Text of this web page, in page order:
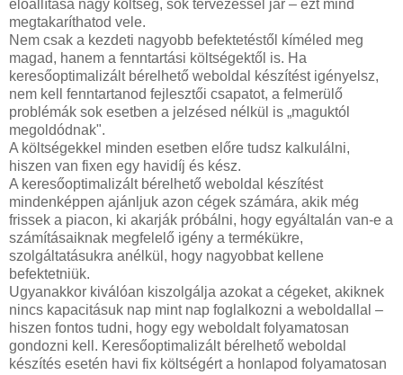
előállítása nagy költség, sok tervezéssel jár – ezt mind
megtakaríthatod vele.
Nem csak a kezdeti nagyobb befektetéstől kíméled meg
magad, hanem a fenntartási költségektől is. Ha
keresőoptimalizált bérelhető weboldal készítést igényelsz,
nem kell fenntartanod fejlesztői csapatot, a felmerülő
problémák sok esetben a jelzésed nélkül is „maguktól
megoldódnak".
A költségekkel minden esetben előre tudsz kalkulálni,
hiszen van fixen egy havidíj és kész.
A keresőoptimalizált bérelhető weboldal készítést
mindenképpen ajánljuk azon cégek számára, akik még
frissek a piacon, ki akarják próbálni, hogy egyáltalán van-e a
számításaiknak megfelelő igény a termékükre,
szolgáltatásukra anélkül, hogy nagyobbat kellene
befektetniük.
Ugyanakkor kiválóan kiszolgálja azokat a cégeket, akiknek
nincs kapacitásuk nap mint nap foglalkozni a weboldallal –
hiszen fontos tudni, hogy egy weboldalt folyamatosan
gondozni kell. Keresőoptimalizált bérelhető weboldal
készítés esetén havi fix költségért a honlapod folyamatosan